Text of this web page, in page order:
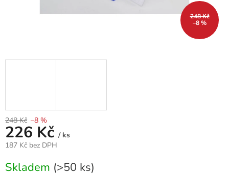
248 Kč
–8 %
248 Kč –8 %
226 Kč / ks
187 Kč bez DPH
cena:
Skladem (>50 ks)